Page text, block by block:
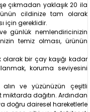
çıkmadan yaklaşık 20 ila
cildinize tam olarak
için gereklidir.
günlük nemlendiricinizin
temiz olması, ürünün
bir çay kaşığı kadar
koruma seviyesini
ve yüzünüzün çeşitli
dağıtın. Ardından
doğru dairesel hareketlerle